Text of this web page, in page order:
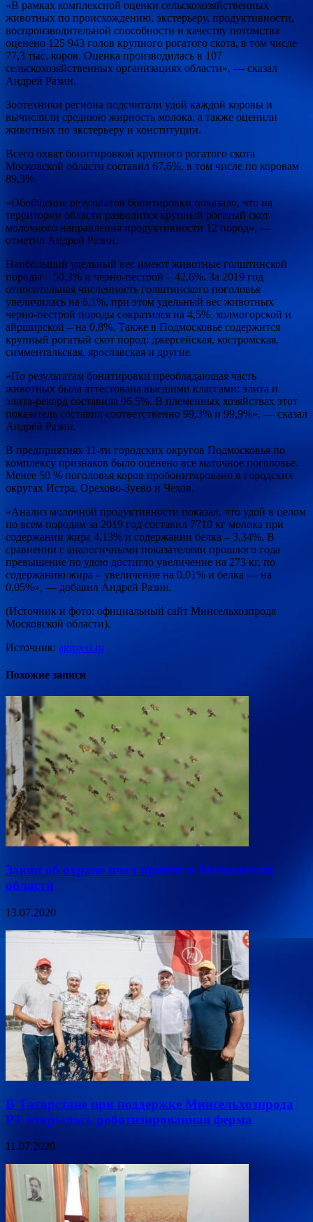
«В рамках комплексной оценки сельскохозяйственных
животных по происхождению, экстерьеру, продуктивности,
воспроизводительной способности и качеству потомства
оценено 125 943 голов крупного рогатого скота, в том числе
77,3 тыс. коров. Оценка производилась в 107
сельскохозяйственных организациях области», — сказал
Андрей Разин.
Зоотехники региона подсчитали удой каждой коровы и
вычислили среднюю жирность молока, а также оценили
животных по экстерьеру и конституции.
Всего охват бонитировкой крупного рогатого скота
Московской области составил 67,6%, в том числе по коровам
89,3%.
«Обобщение результатов бонитировки показало, что на
территории области разводится крупный рогатый скот
молочного направления продуктивности 12 пород», —
отметил Андрей Разин.
Наибольший удельный вес имеют животные голштинской
породы – 50,3% и черно-пестрой – 42,6%. За 2019 год
относительная численность голштинского поголовья
увеличилась на 6,1%, при этом удельный вес животных
черно-пестрой породы сократился на 4,5%, холмогорской и
айрширской – на 0,8%. Также в Подмосковье содержится
крупный рогатый скот пород: джерсейская, костромская,
симментальская, ярославская и другие.
«По результатам бонитировки преобладающая часть
животных была аттестована высшими классами: элита и
элита-рекорд составила 96,5%. В племенных хозяйствах этот
показатель составил соответственно 99,3% и 99,9%», — сказал
Андрей Разин.
В предприятиях 11-ти городских округов Подмосковья по
комплексу признаков было оценено все маточное поголовье.
Менее 50 % поголовья коров пробонитировано в городских
округах Истра, Орехово-Зуево и Чехов.
«Анализ молочной продуктивности показал, что удой в целом
по всем породам за 2019 год составил 7710 кг молока при
содержании жира 4,13% и содержании белка – 3,34%. В
сравнении с аналогичными показателями прошлого года
превышение по удою достигло увеличение на 273 кг, по
содержанию жира – увеличение на 0,01% и белка — на
0,05%», — добавил Андрей Разин.
(Источник и фото: официальный сайт Минсельхозпрода
Московской области).
Источник: agroxxi.ru
Похожие записи
Закон об охране пчел принят в Московской
области
13.07.2020
В Татарстане при поддержке Минсельхозпрода
РТ открылась роботизированная ферма
11.07.2020